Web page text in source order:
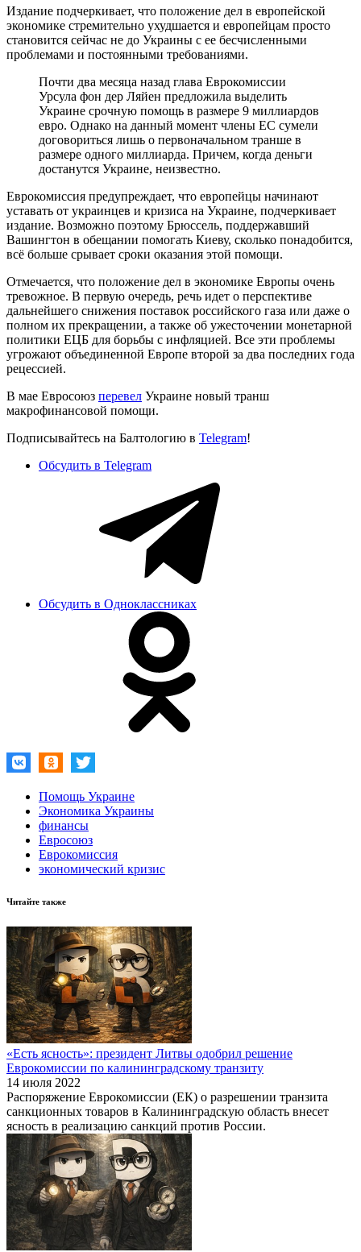
Издание подчеркивает, что положение дел в европейской
экономике стремительно ухудшается и европейцам просто
становится сейчас не до Украины с ее бесчисленными
проблемами и постоянными требованиями.
Почти два месяца назад глава Еврокомиссии
Урсула фон дер Ляйен предложила выделить
Украине срочную помощь в размере 9 миллиардов
евро. Однако на данный момент члены ЕС сумели
договориться лишь о первоначальном транше в
размере одного миллиарда. Причем, когда деньги
достанутся Украине, неизвестно.
Еврокомиссия предупреждает, что европейцы начинают
уставать от украинцев и кризиса на Украине, подчеркивает
издание. Возможно поэтому Брюссель, поддержавший
Вашингтон в обещании помогать Киеву, сколько понадобится,
всё больше срывает сроки оказания этой помощи.
Отмечается, что положение дел в экономике Европы очень
тревожное. В первую очередь, речь идет о перспективе
дальнейшего снижения поставок российского газа или даже о
полном их прекращении, а также об ужесточении монетарной
политики ЕЦБ для борьбы с инфляцией. Все эти проблемы
угрожают объединенной Европе второй за два последних года
рецессией.
В мае Евросоюз перевел Украине новый транш
макрофинансовой помощи.
Подписывайтесь на Балтологию в Telegram!
Обсудить в Telegram
Обсудить в Одноклассниках
Помощь Украине
Экономика Украины
финансы
Евросоюз
Еврокомиссия
экономический кризис
Читайте также
«Есть ясность»: президент Литвы одобрил решение
Еврокомиссии по калининградскому транзиту
14 июля 2022
Распоряжение Еврокомиссии (ЕК) о разрешении транзита
санкционных товаров в Калининградскую область внесет
ясность в реализацию санкций против России.